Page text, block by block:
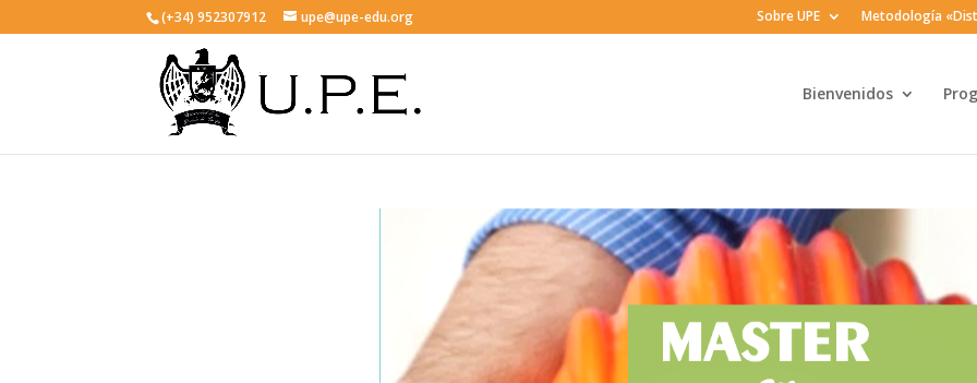
(+34) 952307912 upe@upe-edu.org Sobre UPE Metodología
Bienvenidos